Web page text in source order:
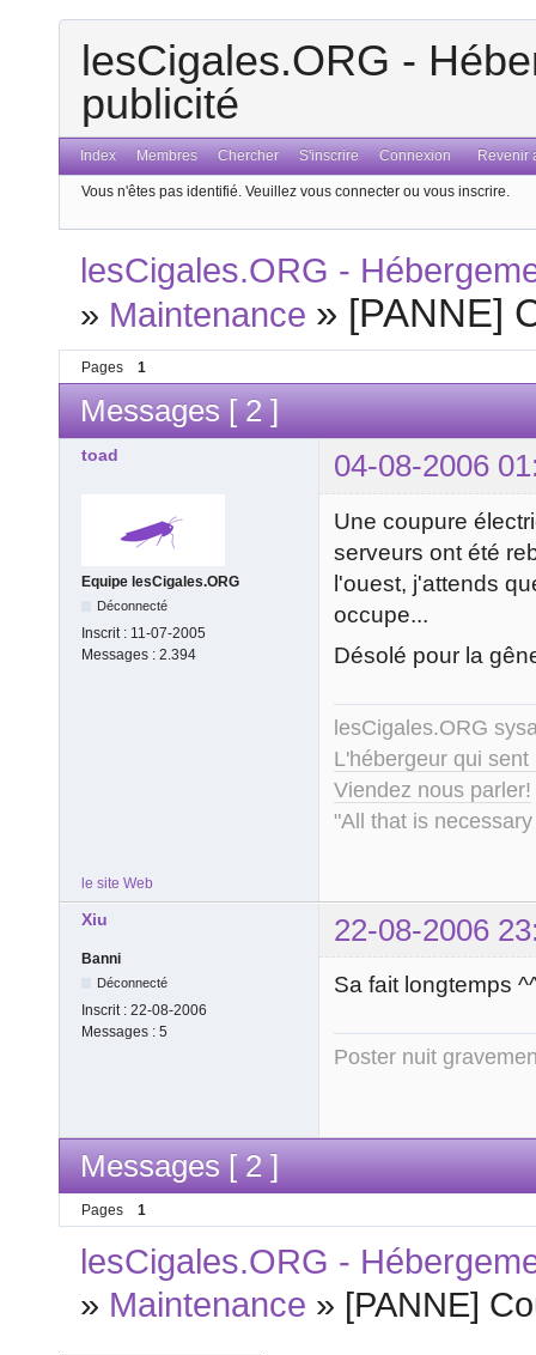
lesCigales.ORG -
publicité
Index Membres Chercher S'inscrire Connexion Revenir
Vous n'êtes pas identifié. Veuillez vous connecter ou vous inscrire.
lesCigales.ORG -
» Maintenance » [PANNE]
Pages 1
Messages [ 2 ]
toad 04-08-2006
Equipe lesCigales.ORG
Déconnecté
Inscrit : 11-07-2005
Messages : 2.394
Une coupure
serveurs ont été
l'ouest, j'attends
occupe...
Désolé pour la
lesCigales.ORG
L'hébergeur qui
Viendez nous parler!
"All that is
le site Web
Xiu 22-08-2006
Banni
Déconnecté
Inscrit : 22-08-2006
Messages : 5
Sa fait longtemps
Poster nuit
Messages [ 2 ]
Pages 1
lesCigales.ORG -
» Maintenance » [PANNE]